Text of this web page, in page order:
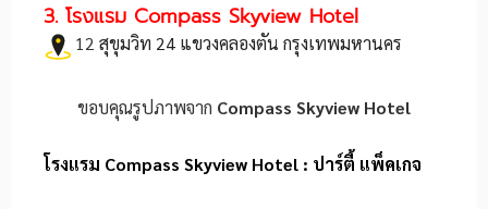
3. โรงแรม Compass Skyview Hotel
12 สุขุมวิท 24 แขวงคลองตัน กรุงเทพมหานคร
ขอบคุณรูปภาพจาก Compass Skyview Hotel
โรงแรม Compass Skyview Hotel : ปาร์ตี้ แพ็คเกจ